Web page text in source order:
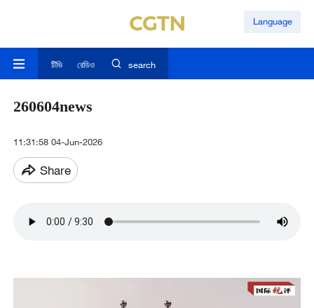
Language
টিভি রেডিও search
260604news
11:31:58 04-Jun-2026
Share